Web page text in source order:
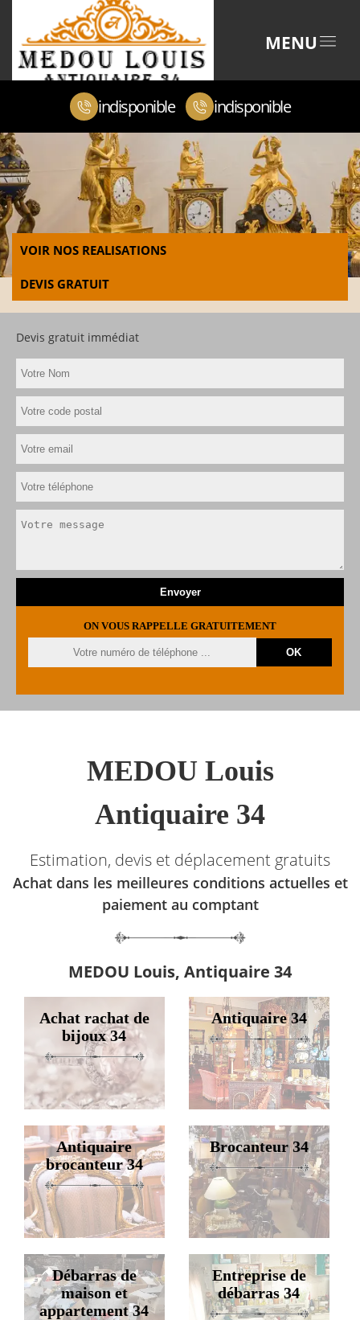
MENU
indisponible indisponible
VOIR NOS REALISATIONS
DEVIS GRATUIT
Devis gratuit immédiat
ON VOUS RAPPELLE GRATUITEMENT
MEDOU Louis
Antiquaire 34
Estimation, devis et déplacement gratuits
Achat dans les meilleures conditions actuelles et
paiement au comptant
MEDOU Louis, Antiquaire 34
Achat rachat de
bijoux 34
Antiquaire 34
Antiquaire
brocanteur 34
Brocanteur 34
Débarras de
maison et
appartement 34
Entreprise de
débarras 34